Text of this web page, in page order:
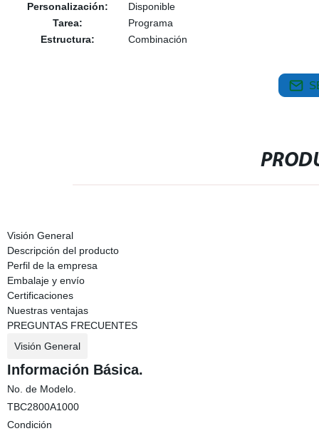
Personalización:
Disponible
Tarea:
Programa
Estructura:
Combinación
Visión General
Descripción del producto
Perfil de la empresa
Embalaje y envío
Certificaciones
Nuestras ventajas
PREGUNTAS FRECUENTES
Visión General
Información Básica.
No. de Modelo.
TBC2800A1000
Condición